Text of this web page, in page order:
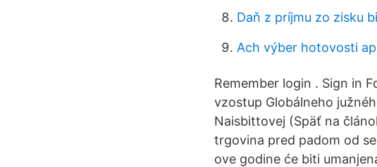
Daň z príjmu zo zisku
Ach výber hotovosti
Remember login . Sign in
vzostup Globálneho
Naisbittovej (Späť na
trgovina pred padom od
ove godine će biti